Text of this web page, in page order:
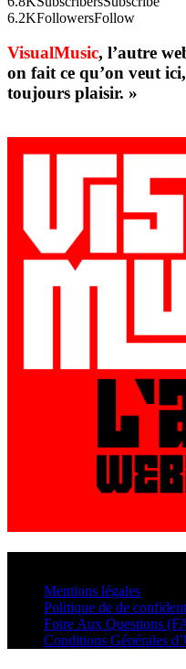
6.2KFollowersFollow
VisualMusic, l’autre
on fait ce qu’on veut
toujours plaisir. »
Mentions légales
Politique de de
Foire Aux Questions
Conditions Générales